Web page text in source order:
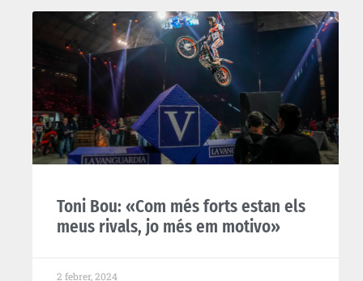
Toni Bou: «Com més forts estan els
meus rivals, jo més em motivo»
2 febrer, 2024